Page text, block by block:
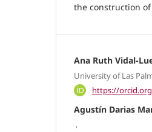
the construction
Ana Ruth Vidal-
University of Las
https://
Agustín Darias
,